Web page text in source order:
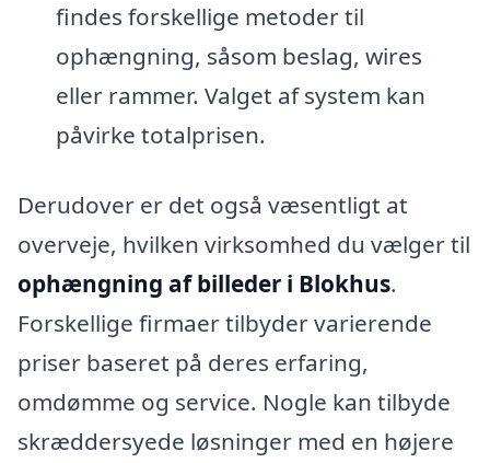
findes forskellige metoder til
ophængning, såsom beslag, wires
eller rammer. Valget af system kan
påvirke totalprisen.
Derudover er det også væsentligt at
overveje, hvilken virksomhed du vælger til
ophængning af billeder i Blokhus.
Forskellige firmaer tilbyder varierende
priser baseret på deres erfaring,
omdømme og service. Nogle kan tilbyde
skræddersyede løsninger med en højere